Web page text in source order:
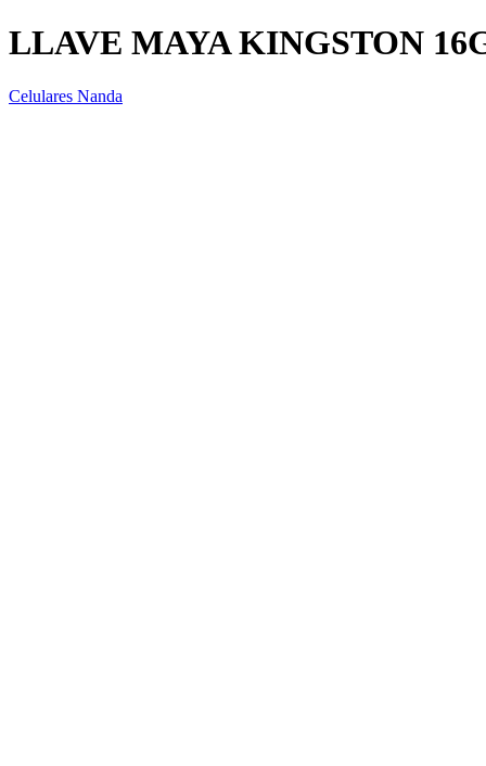
LLAVE MAYA KINGSTON
Celulares Nanda